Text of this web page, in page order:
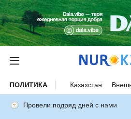
ПОЛИТИКА Казахстан
Провели подряд дней с нами